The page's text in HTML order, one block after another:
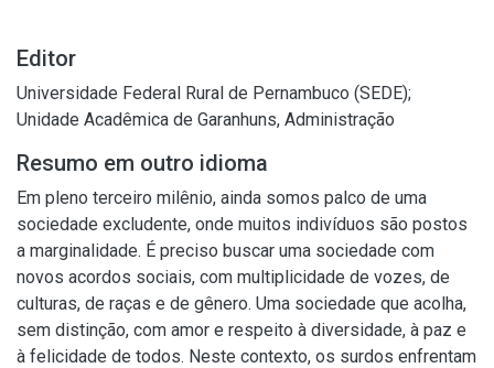
Editor
Universidade Federal Rural de Pernambuco (SEDE);
Unidade Acadêmica de Garanhuns, Administração
Resumo em outro idioma
Em pleno terceiro milênio, ainda somos palco de uma
sociedade excludente, onde muitos indivíduos são postos
a marginalidade. É preciso buscar uma sociedade com
novos acordos sociais, com multiplicidade de vozes, de
culturas, de raças e de gênero. Uma sociedade que acolha,
sem distinção, com amor e respeito à diversidade, à paz e
à felicidade de todos. Neste contexto, os surdos enfrentam